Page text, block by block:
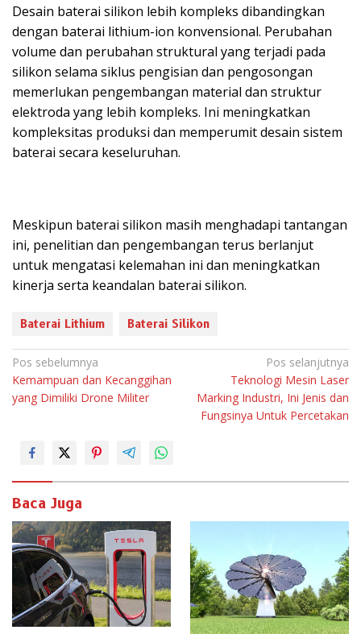
Desain baterai silikon lebih kompleks dibandingkan
dengan baterai lithium-ion konvensional. Perubahan
volume dan perubahan struktural yang terjadi pada
silikon selama siklus pengisian dan pengosongan
memerlukan pengembangan material dan struktur
elektroda yang lebih kompleks. Ini meningkatkan
kompleksitas produksi dan memperumit desain sistem
baterai secara keseluruhan.
Meskipun baterai silikon masih menghadapi tantangan
ini, penelitian dan pengembangan terus berlanjut
untuk mengatasi kelemahan ini dan meningkatkan
kinerja serta keandalan baterai silikon.
Baterai Lithium Baterai Silikon
N
a
v
a
s
i
p
o
s
Pos sebelumnya
Kemampuan dan Kecanggihan
yang Dimiliki Drone Militer
Pos selanjutnya
Teknologi Mesin Laser
Marking Industri, Ini Jenis dan
Fungsinya Untuk Percetakan
Baca Juga